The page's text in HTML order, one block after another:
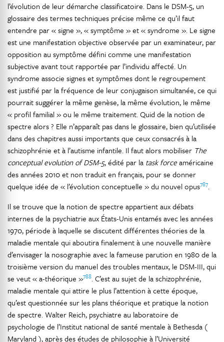
l’évolution de leur démarche classificatoire. Dans le DSM-5, un
glossaire des termes techniques précise même ce qu’il faut
entendre par « signe », « symptôme » et « syndrome ». Le signe
est une manifestation objective observée par un examinateur, par
opposition au symptôme défini comme une manifestation
subjective avant tout rapportée par l’individu affecté. Un
syndrome associe signes et symptômes dont le regroupement
est justifié par la fréquence de leur conjugaison simultanée, ce qui
pourrait suggérer la même genèse, la même évolution, le même
« profil familial » ou le même traitement. Quid de la notion de
spectre alors ? Elle n’apparaît pas dans le glossaire, bien qu’utilisée
dans des chapitres aussi importants que ceux consacrés à la
schizophrénie et à l’autisme infantile. Il faut alors mobiliser The
conceptual evolution of DSM-5, édité par la task forceaméricaine
des années 2010 et non traduit en français, pour se donner
quelque idée de « l’évolution conceptuelle » du nouvel opus787.
Il se trouve que la notion de spectre appartient aux débats
internes de la psychiatrie aux États-Unis entamés avec les années
1970, période à laquelle se discutent différentes théories de la
maladie mentale qui aboutira finalement à une nouvelle manière
d’envisager la nosographie avec la fameuse parution en 1980 de la
troisième version du manuel des troubles mentaux, le DSM-III, qui
se veut « a-théorique »788. C’est au sujet de la schizophrénie,
maladie mentale qui attire le plus l’attention à cette époque,
qu’est questionnée sur les plans théorique et pratique la notion
de spectre. Walter Reich, psychiatre au laboratoire de
psychologie de l’Institut national de santé mentale à Bethesda (
Maryland ), après des études de philosophie à l’Université